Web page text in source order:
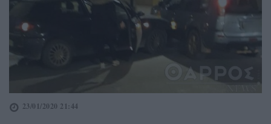
23/01/2020 21:44